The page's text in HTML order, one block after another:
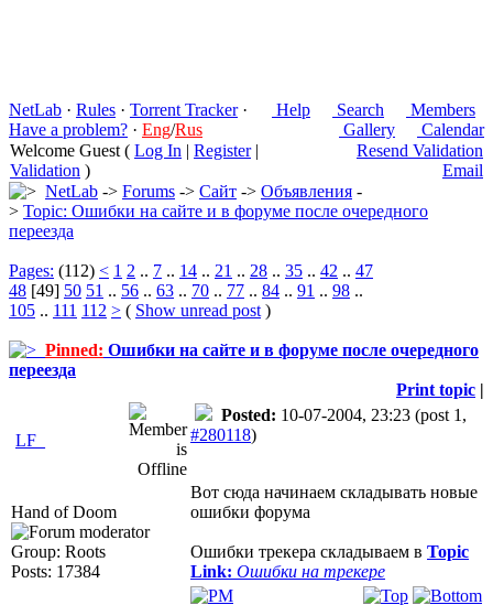
NetLab · Rules · Torrent Tracker·
Have a problem? · Eng/Rus
Help Search
Members
Gallery
Calendar
Welcome Guest ( Log In | Register|
Validation )
Resend Validation
Email
NetLab -> Forums -> Сайт -> Объявления -
> Topic: Ошибки на сайте и в форуме после очередного
переезда
Pages: (112) < 1 2 .. 7 .. 14 .. 21 .. 28 .. 35 .. 42 .. 47
48 [49] 50 51 .. 56 .. 63 .. 70 .. 77 .. 84 .. 91 .. 98 ..
105 .. 111 112 > ( Show unread post )
Pinned: Ошибки на сайте и в форуме после очередного
переезда
Print topic |
LF_
Posted: 10-07-2004, 23:23 (post 1,
#280118)
Hand of Doom
Group: Roots
Posts: 17384
Вот сюда начинаем складывать новые
ошибки форума
Ошибки трекера складываем в Topic
Link: Ошибки на трекере